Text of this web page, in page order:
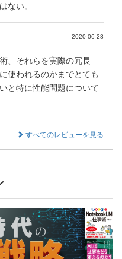
ない。
2020-06-28
、それらを実際の冗長
使われるのかまでとても
と特に性能問題について
すべてのレビューを見る